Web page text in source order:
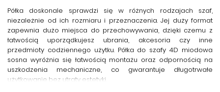
Półka doskonale sprawdzi się w różnych rodzajach szaf,
niezależnie od ich rozmiaru i przeznaczenia. Jej duży format
zapewnia dużo miejsca do przechowywania, dzięki czemu z
łatwością uporządkujesz ubrania, akcesoria czy inne
przedmioty codziennego użytku. Półka do szafy 4D miodowa
sosna wyróżnia się łatwością montażu oraz odpornością na
uszkodzenia mechaniczne, co gwarantuje długotrwałe
użytkowanie bez utraty estetyki.